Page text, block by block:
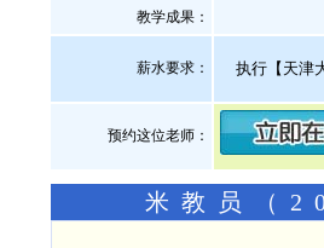
教学成果：
薪水要求： 执行【天津
预约这位老师：
米教员（